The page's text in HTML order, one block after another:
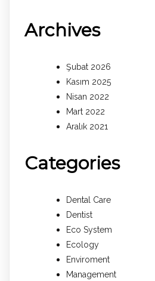
Archives
Şubat 2026
Kasım 2025
Nisan 2022
Mart 2022
Aralık 2021
Categories
Dental Care
Dentist
Eco System
Ecology
Enviroment
Management